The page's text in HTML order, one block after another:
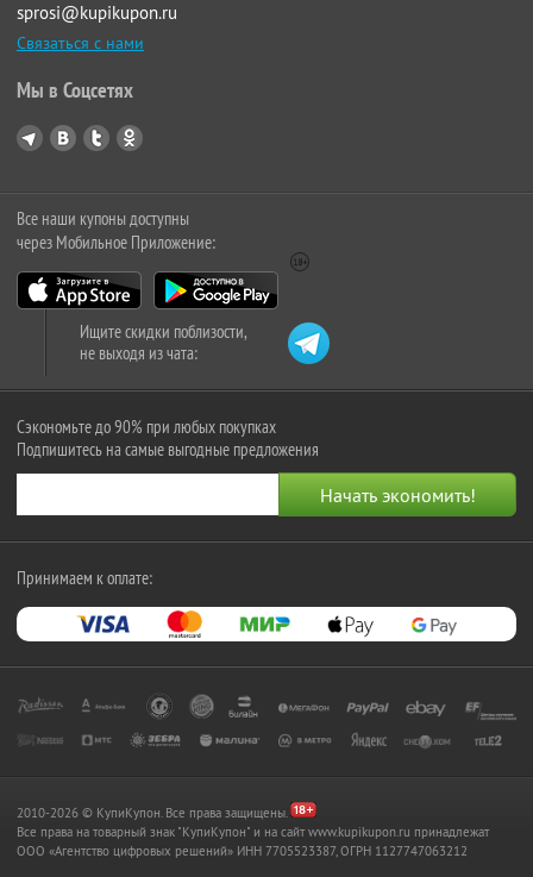
sprosi@kupikupon.ru
Связаться с нами
Мы в Соцсетях
Все наши купоны доступны
через Мобильное Приложение:
Ищите скидки поблизости,
не выходя из чата:
Сэкономьте до 90% при любых покупках
Подпишитесь на самые выгодные предложения
Принимаем к оплате:
2010-2026 © КупиКупон. Все права защищены.
Все права на товарный знак "КупиКупон" и на сайт www.kupikupon.ru принадлежат
OOO «Агентство цифровых решений» ИНН 7705523387, ОГРН 1127747063212